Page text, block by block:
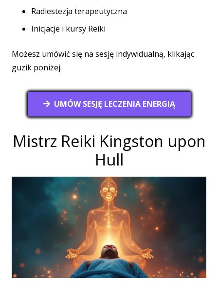
Radiestezja terapeutyczna
Inicjacje i kursy Reiki
Możesz umówić się na sesję indywidualną, klikając
guzik poniżej.
UMÓW SESJĘ LECZENIA ENERGIĄ
Mistrz Reiki Kingston upon
Hull